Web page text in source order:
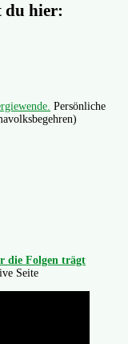
du hier:
Persönliche
die Folgen trägt
Seite